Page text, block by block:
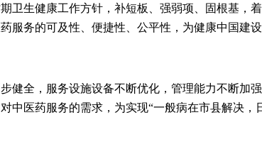
卫生健康工作方针，补短板、强弱项、固根基，
务的可及性、便捷性、公平性，为健康中国建设
健全，服务设施设备不断优化，管理能力不断加强
医药服务的需求，为实现“一般病在市县解决，